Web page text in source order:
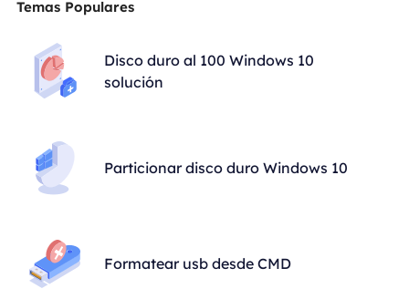
Temas Populares
Disco duro al 100 Windows 10
solución
Particionar disco duro Windows 10
Formatear usb desde CMD